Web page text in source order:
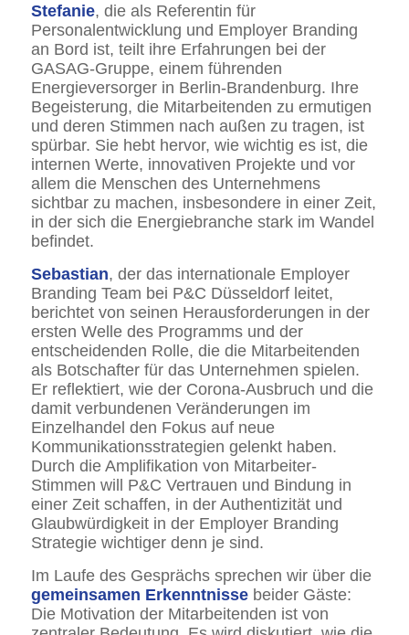
Stefanie, die als Referentin für
Personalentwicklung und Employer Branding
an Bord ist, teilt ihre Erfahrungen bei der
GASAG-Gruppe, einem führenden
Energieversorger in Berlin-Brandenburg. Ihre
Begeisterung, die Mitarbeitenden zu ermutigen
und deren Stimmen nach außen zu tragen, ist
spürbar. Sie hebt hervor, wie wichtig es ist, die
internen Werte, innovativen Projekte und vor
allem die Menschen des Unternehmens
sichtbar zu machen, insbesondere in einer Zeit,
in der sich die Energiebranche stark im Wandel
befindet.
Sebastian, der das internationale Employer
Branding Team bei P&C Düsseldorf leitet,
berichtet von seinen Herausforderungen in der
ersten Welle des Programms und der
entscheidenden Rolle, die die Mitarbeitenden
als Botschafter für das Unternehmen spielen.
Er reflektiert, wie der Corona-Ausbruch und die
damit verbundenen Veränderungen im
Einzelhandel den Fokus auf neue
Kommunikationsstrategien gelenkt haben.
Durch die Amplifikation von Mitarbeiter-
Stimmen will P&C Vertrauen und Bindung in
einer Zeit schaffen, in der Authentizität und
Glaubwürdigkeit in der Employer Branding
Strategie wichtiger denn je sind.
Im Laufe des Gesprächs sprechen wir über die
gemeinsamen Erkenntnissebeider Gäste:
Die Motivation der Mitarbeitenden ist von